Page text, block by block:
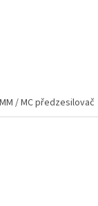
/ MC předzesilovač